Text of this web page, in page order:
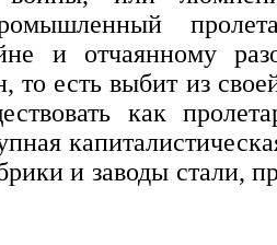
и отчаянному
то есть выбит из
как
и заводы стали,